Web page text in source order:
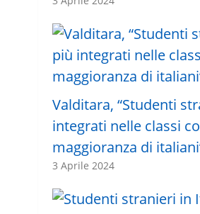
Valditara, “Studenti
integrati nelle classi
maggioranza di
3 Aprile 2024